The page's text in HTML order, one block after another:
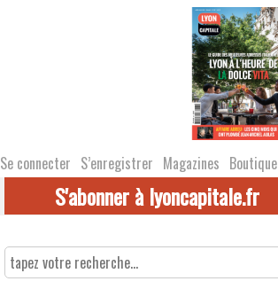
Se connecter S’enregistrer Magazines Boutique
S'abonner à lyoncapitale.fr